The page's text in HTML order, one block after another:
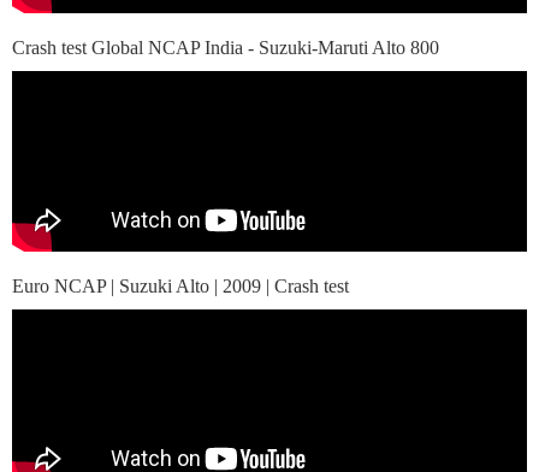
Crash test Global NCAP India - Suzuki-Maruti Alto 800
Euro NCAP | Suzuki Alto | 2009 | Crash test